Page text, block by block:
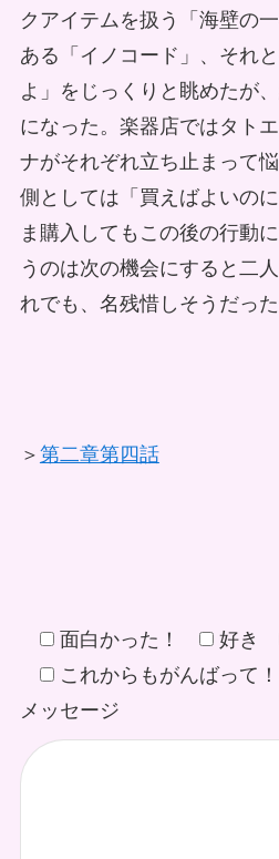
クアイテムを扱う「海壁の
ある「イノコード」、それ
よ」をじっくりと眺めたが
になった。楽器店ではタト
ナがそれぞれ立ち止まって
側としては「買えばよいの
ま購入してもこの後の行動
うのは次の機会にすると二
れでも、名残惜しそうだった
＞ 第二章第四話
面白かった！ 好き
これからもがんばって！
メッセージ